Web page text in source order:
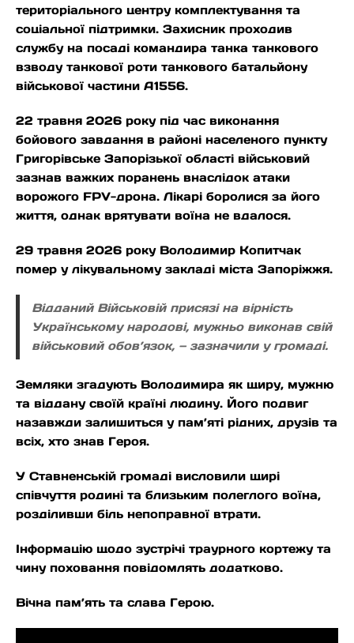
територіального центру комплектування та
соціальної підтримки. Захисник проходив
службу на посаді командира танка танкового
взводу танкової роти танкового батальйону
військової частини А1556.
22 травня 2026 року під час виконання
бойового завдання в районі населеного пункту
Григорівське Запорізької області військовий
зазнав важких поранень внаслідок атаки
ворожого FPV-дрона. Лікарі боролися за його
життя, однак врятувати воїна не вдалося.
29 травня 2026 року Володимир Копитчак
помер у лікувальному закладі міста Запоріжжя.
Відданий Військовій присязі на вірність
Українському народові, мужньо виконав свій
військовий обов’язок, — зазначили у громаді.
Земляки згадують Володимира як щиру, мужню
та віддану своїй країні людину. Його подвиг
назавжди залишиться у пам’яті рідних, друзів та
всіх, хто знав Героя.
У Ставненській громаді висловили щирі
співчуття родині та близьким полеглого воїна,
розділивши біль непоправної втрати.
Інформацію щодо зустрічі траурного кортежу та
чину поховання повідомлять додатково.
Вічна пам’ять та слава Герою.